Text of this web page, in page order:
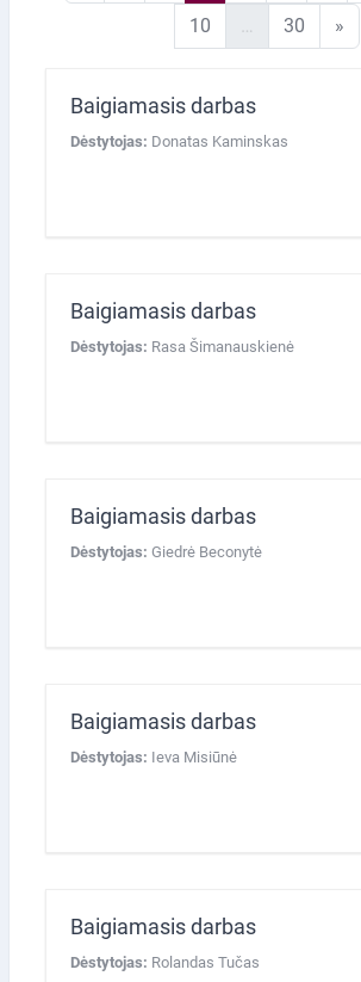
1010 puslapis
3030 »
Baigiamasis darbas
Dėstytojas: Donatas Kaminskas
Baigiamasis darbas
Dėstytojas: Rasa Šimanauskienė
Baigiamasis darbas
Dėstytojas: Giedrė Beconytė
Baigiamasis darbas
Dėstytojas: Ieva Misiūnė
Baigiamasis darbas
Dėstytojas: Rolandas Tučas